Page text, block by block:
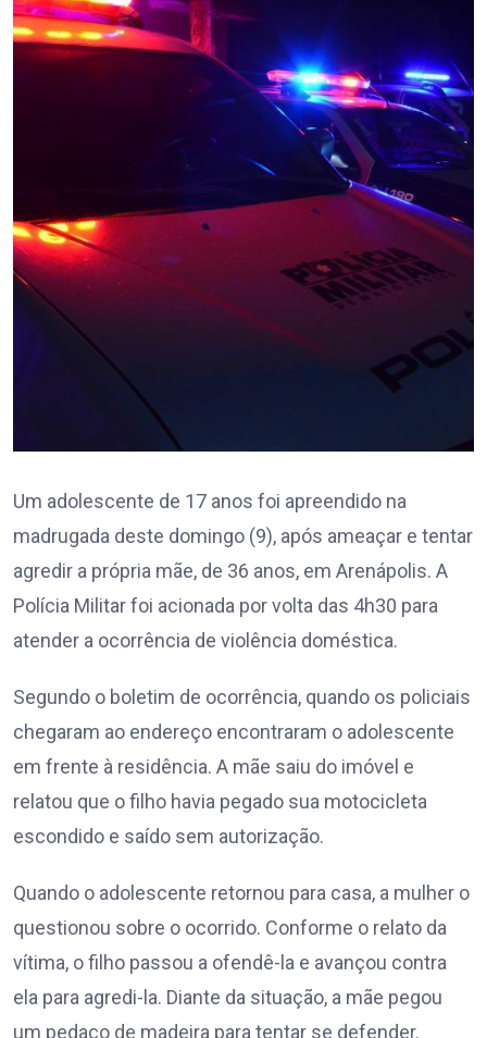
Um adolescente de 17 anos foi apreendido na
madrugada deste domingo (9), após ameaçar e tentar
agredir a própria mãe, de 36 anos, em Arenápolis. A
Polícia Militar foi acionada por volta das 4h30 para
atender a ocorrência de violência doméstica.
Segundo o boletim de ocorrência, quando os policiais
chegaram ao endereço encontraram o adolescente
em frente à residência. A mãe saiu do imóvel e
relatou que o filho havia pegado sua motocicleta
escondido e saído sem autorização.
Quando o adolescente retornou para casa, a mulher o
questionou sobre o ocorrido. Conforme o relato da
vítima, o filho passou a ofendê-la e avançou contra
ela para agredi-la. Diante da situação, a mãe pegou
um pedaço de madeira para tentar se defender.